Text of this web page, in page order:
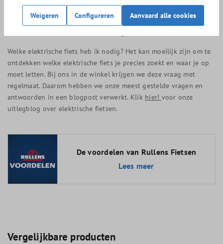
het frame verwerkt zit.
Welke elektrische fiets heb ik nodig? Het kan moeilijk zijn om te
ontdekken welke elektrische fiets je precies zoekt en waar je op
moet letten. Bij ons in de winkel krijgen we deze vraag met
regelmaat. Daarom hebben we onze meest gestelde vragen en
antwoorden in een blogpost verwerkt. Klik hier! voor onze
uitlegblog over elektrische fietsen.
De voordelen van Rullens Fietsen
Lees meer
Vergelijkbare producten
Weigeren Configureren Aanvaard alle cookies